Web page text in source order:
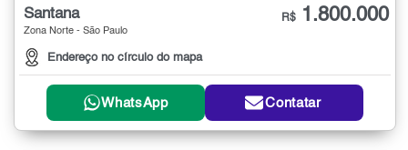
Santana
Zona Norte - São Paulo
Endereço no círculo do mapa
R$ 1.800.000
WhatsApp Contatar